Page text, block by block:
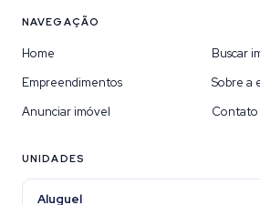
NAVEGAÇÃO
Home
Buscar
Empreendimentos
Sobre a
Anunciar imóvel
Contato
UNIDADES
Aluguel